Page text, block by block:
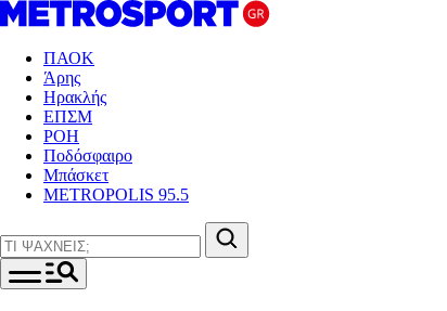
ΠΑΟΚ
Άρης
Ηρακλής
ΕΠΣΜ
ΡΟΗ
Ποδόσφαιρο
Μπάσκετ
METROPOLIS 95.5